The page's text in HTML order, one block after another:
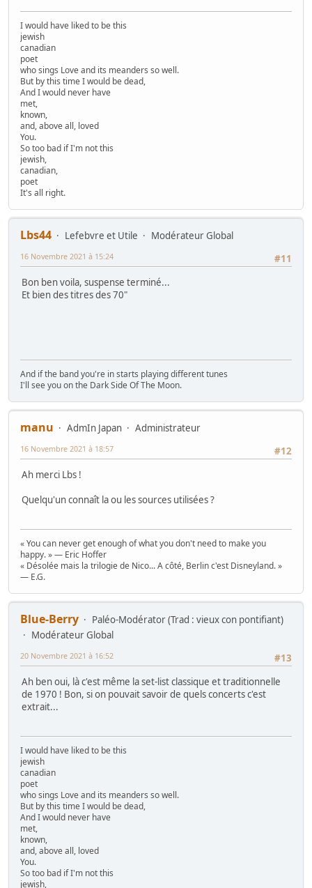
I would have liked to be this
jewish
canadian
poet
who sings Love and its meanders so well.
But by this time I would be dead,
And I would never have
met,
known,
and, above all, loved
You.
So too bad if I'm not this
jewish,
canadian,
poet
It's all right.
Lbs44 Lefebvre et Utile
Modérateur Global
#11
16 Novembre 2021 à 15:24
Bon ben voila, suspense terminé...
Et bien des titres des 70"
And if the band you're in starts playing different tunes
I'll see you on the Dark Side Of The Moon.
manu AdmIn Japan
Administrateur
#12
16 Novembre 2021 à 18:57
Ah merci Lbs !
Quelqu'un connaît la ou les sources utilisées ?
« You can never get enough of what you don't need to make you
happy. » — Eric Hoffer
« Désolée mais la trilogie de Nico... A côté, Berlin c'est Disneyland. »
— E.G.
Blue-Berry
Paléo-Modérator (Trad : vieux con pontifiant)
Modérateur Global
#13
20 Novembre 2021 à 16:52
Ah ben oui, là c'est même la set-list classique et traditionnelle
de 1970 ! Bon, si on pouvait savoir de quels concerts c'est
extrait...
I would have liked to be this
jewish
canadian
poet
who sings Love and its meanders so well.
But by this time I would be dead,
And I would never have
met,
known,
and, above all, loved
You.
So too bad if I'm not this
jewish,